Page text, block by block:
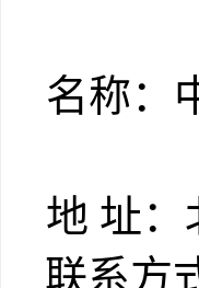
名称：
地 址：
联系方